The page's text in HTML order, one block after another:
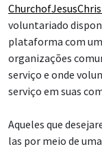
voluntariado
plataforma com
organizações
serviço e onde
serviço em suas
Aqueles que
las por meio de